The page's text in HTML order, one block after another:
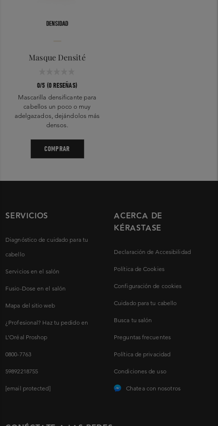
DENSIDAD
Masque Densité
0/5 (0 RESEÑAS)
Mascarilla densificante para
cabellos un poco o muy
adelgazados, dejándolos más
densos.
COMPRAR
SERVICIOS
Diagnóstico de cuidado para tu
cabello
Servicios en el salón
Fusio-Dose en el salón
Mapa del sitio web
¿Profesional? Haz tu pedido en
L’Oréal Proshop
0800-7763
59892218755
[email protected]
ACERCA DE
KÉRASTASE
Declaración de Accesibilidad
Política de Cookies
Configuración de cookies
Cuidado para tu cabello
Busca tu salón
Preguntas frecuentes
Política de privacidad
Condiciones de uso
Chatea con nosotros